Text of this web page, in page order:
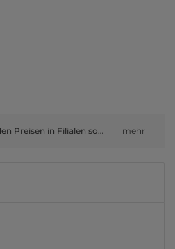
Online-Preise können von den Preisen in Filialen sowie Shop-in-Shop-Flächen abweichen. mehr